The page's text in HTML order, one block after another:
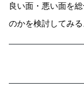
良い面・悪い面を
のかを検討してみる